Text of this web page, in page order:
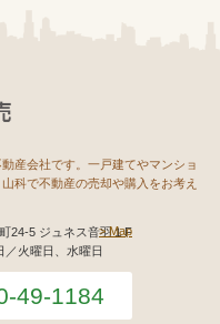
産会社です。一戸建てやマンショ
科で不動産の売却や購入をお考え
Map
24-5 ジュネス音羽１F
／火曜日、水曜日
49-1184